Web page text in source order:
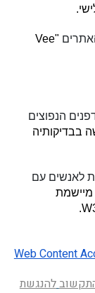
.
"Vee
הנפוצים
בבדיקותיה
לאנשים עם
מיישמת
Web Content
להנגשת